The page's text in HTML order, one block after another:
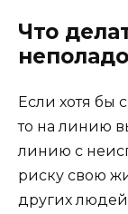
Что
Если хотя бы
то на линию
линию с
риску свою
других